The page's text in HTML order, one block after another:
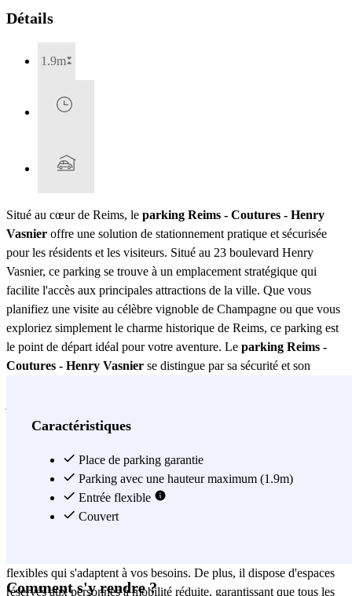
Détails
1.9m
Situé au cœur de Reims, le parking Reims - Coutures - Henry
Vasnier offre une solution de stationnement pratique et sécurisée
pour les résidents et les visiteurs. Situé au 23 boulevard Henry
Vasnier, ce parking se trouve à un emplacement stratégique qui
facilite l'accès aux principales attractions de la ville. Que vous
planifiez une visite au célèbre vignoble de Champagne ou que vous
exploriez simplement le charme historique de Reims, ce parking est
le point de départ idéal pour votre aventure. Le parking Reims -
Coutures - Henry Vasnier se distingue par sa sécurité et son
tout moment. De plus, l'accès au parking est simple et rapide, grâce
permet non seulement de gagner du temps, mais aussi de réduire le
stress lié à la recherche d'un endroit sûr pour se garer. Un autre
avantage duparking Reims - Coutures - Henry Vasnier
grande capacité, garantissant qu'il y a toujours une place disponible
flexibles qui s'adaptent à vos besoins. De plus, il dispose d'espaces
réservés aux personnes à mobilité réduite, garantissant que tous les
Caractéristiques
Place de parking garantie
Parking avec une hauteur maximum (1.9m)
Entrée flexible
Couvert
Comment s'y rendre ?